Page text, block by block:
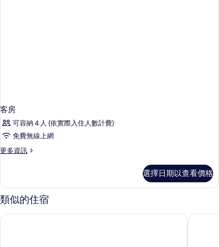
客房
可容納 4 人 (依實際入住人數計費)
免費無線上網
更多資訊
更
的
詳
情
選擇日期以查看價格
類似的住宿
薩拉託加酒店 HM